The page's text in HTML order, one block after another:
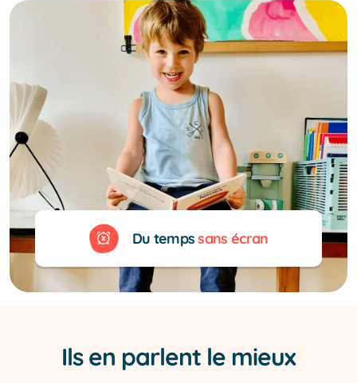
Du tempssans écran
Ils en parlent le mieux